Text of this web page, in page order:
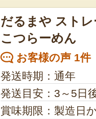
だるまや スト
こつらーめん
お客様の声 1件
発送時期：通年
発送目安：3～5日
賞味期限：製造日